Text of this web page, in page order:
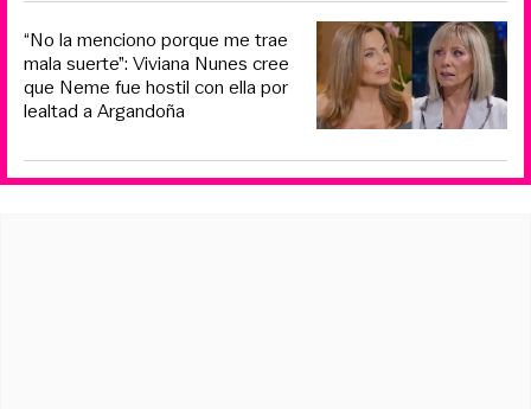
“No la menciono porque me trae
mala suerte”: Viviana Nunes cree
que Neme fue hostil con ella por
lealtad a Argandoña